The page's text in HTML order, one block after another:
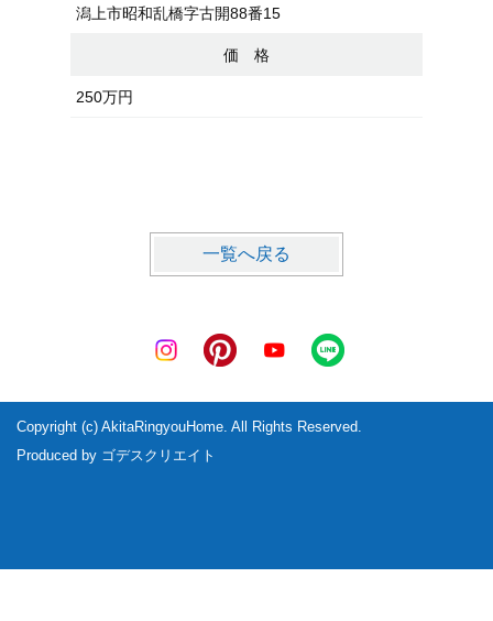
潟上市昭和乱橋字古開88番15
価 格
250万円
一覧へ戻る
Copyright (c) AkitaRingyouHome. All Rights Reserved.
Produced by ゴデスクリエイト